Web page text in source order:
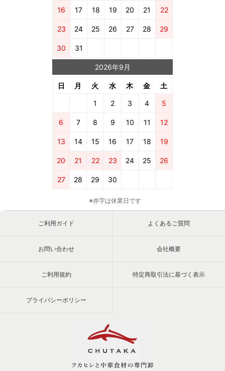
16 17 18 19 20 21 22
23 24 25 26 27 28 29
30 31
2026年9月
日 月 火 水 木 金 土
1 2 3 4 5
6 7 8 9 10 11 12
13 14 15 16 17 18 19
20 21 22 23 24 25 26
27 28 29 30
※赤字は休業日です
ご利用ガイド よくあるご質問
お問い合わせ 会社概要
ご利用規約 特定商取引法に基づく表示
プライバシーポリシー